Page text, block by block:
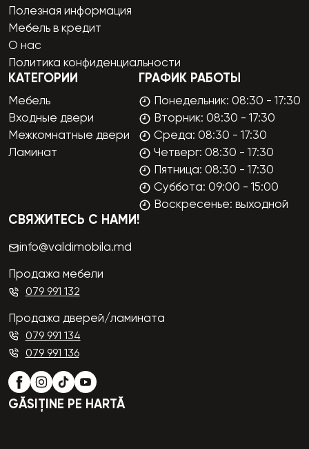
Полезная информация
Мебель в кредит
О нас
Политика конфиденциальности
КАТЕГОРИИ
Мебель
Входные двери
Межкомнатные двери
Ламинат
ГРАФИК РАБОТЫ
Понедельник: 08:30 - 17:30
Вторник: 08:30 - 17:30
Среда: 08:30 - 17:30
Четверг: 08:30 - 17:30
Пятница: 08:30 - 17:30
Суббота: 09:00 - 15:00
Воскресенье: выходной
СВЯЖИТЕСЬ С НАМИ!
info@valdimobila.md
Продажа мебели
079 991 132
Продажа дверей/ламината
079 991 134
079 991 136
GĂSIȚINE PE HARTĂ